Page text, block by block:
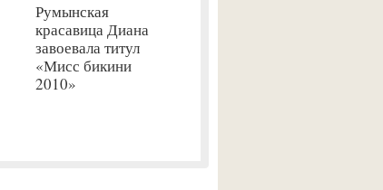
Румынская
красавица Диана
завоевала титул
«Мисс бикини
2010»